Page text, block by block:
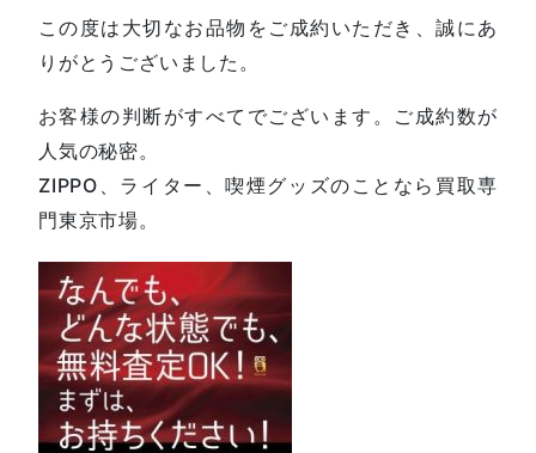
この度は大切なお品物をご成約いただき、誠にあ
りがとうございました。
お客様の判断がすべてでございます。ご成約数が
人気の秘密。
ZIPPO、ライター、喫煙グッズのことなら買取専
門東京市場。